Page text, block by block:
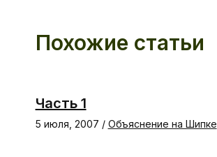
Похожие статьи
Часть 1
5 июля, 2007 / Объяснение на Шипке